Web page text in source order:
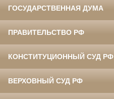
ГОСУДАРСТВЕННАЯ ДУМА
ПРАВИТЕЛЬСТВО РФ
КОНСТИТУЦИОННЫЙ СУД РФ
ВЕРХОВНЫЙ СУД РФ